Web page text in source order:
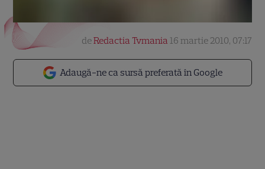
Adaugă-ne ca sursă preferată în Google
deRedactia Tvmania 16 martie 2010, 07:17